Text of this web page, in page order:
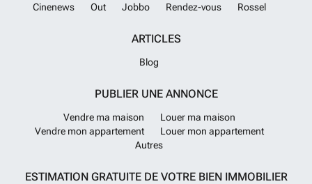
Cinenews
Out Jobbo Rendez-vous Rossel
ARTICLES
Blog
PUBLIER UNE ANNONCE
Vendre ma maison
Louer ma maison
Vendre mon appartement
Louer mon appartement
Autres
ESTIMATION GRATUITE DE VOTRE BIEN IMMOBILIER